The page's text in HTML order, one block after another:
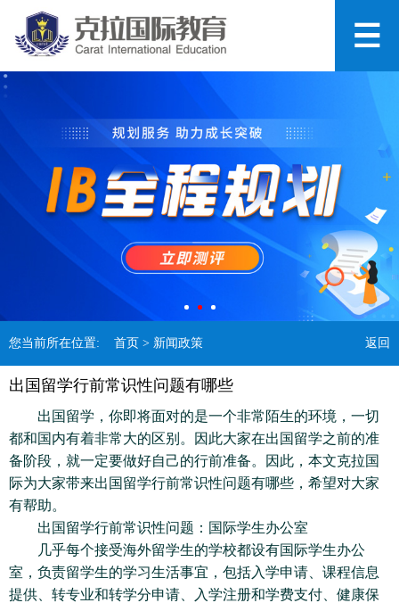
您当前所在位置: 首页 > 新闻政策 返回
出国留学行前常识性问题有哪些
出国留学，你即将面对的是一个非常陌生的环境，一切
都和国内有着非常大的区别。因此大家在出国留学之前的准
备阶段，就一定要做好自己的行前准备。因此，本文克拉国
际为大家带来出国留学行前常识性问题有哪些，希望对大家
有帮助。
出国留学行前常识性问题：国际学生办公室
几乎每个接受海外留学生的学校都设有国际学生办公
室，负责留学生的学习生活事宜，包括入学申请、课程信息
提供、转专业和转学分申请、入学注册和学费支付、健康保